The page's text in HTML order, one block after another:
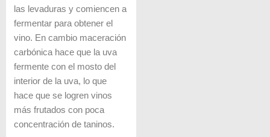
las levaduras y comiencen a
fermentar para obtener el
vino. En cambio maceración
carbónica hace que la uva
fermente con el mosto del
interior de la uva, lo que
hace que se logren vinos
más frutados con poca
concentración de taninos.